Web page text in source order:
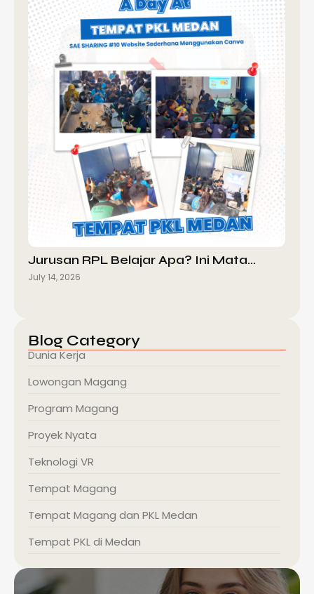
Jurusan RPL Belajar Apa? Ini Mata…
July 14, 2026
Blog Category
Dunia Kerja
Lowongan Magang
Program Magang
Proyek Nyata
Teknologi VR
Tempat Magang
Tempat Magang dan PKL Medan
Tempat PKL di Medan